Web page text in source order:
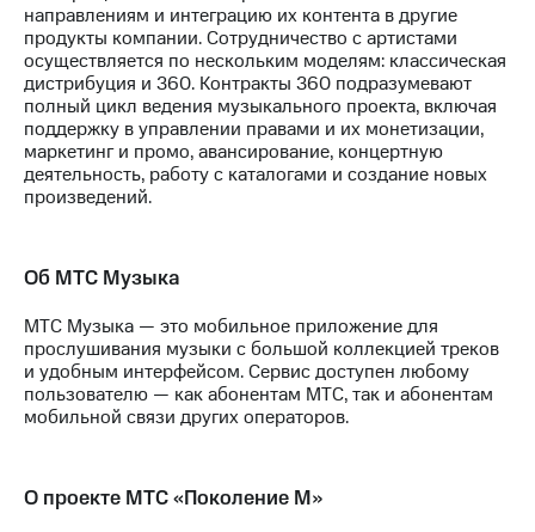
Описание
Еврооблигации-2023
Уведомление
о
погашении
именных
облигаций
Другое
Реквизиты
Контакты
развитие
деловая этика
На главную
направлениям и интеграцию их контента в другие
продукты компании. Сотрудничество с артистами
осуществляется по нескольким моделям: классическая
дистрибуция и 360. Контракты 360 подразумевают
полный цикл ведения музыкального проекта, включая
поддержку в управлении правами и их монетизации,
маркетинг и промо, авансирование, концертную
деятельность, работу с каталогами и создание новых
произведений.
Об МТС Музыка
МТС Музыка — это мобильное приложение для
прослушивания музыки с большой коллекцией треков
и удобным интерфейсом. Сервис доступен любому
пользователю — как абонентам МТС, так и абонентам
мобильной связи других операторов.
О проекте МТС «Поколение М»